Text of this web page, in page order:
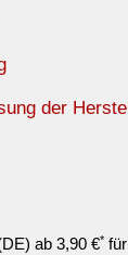
der
ab 3,90 €*für